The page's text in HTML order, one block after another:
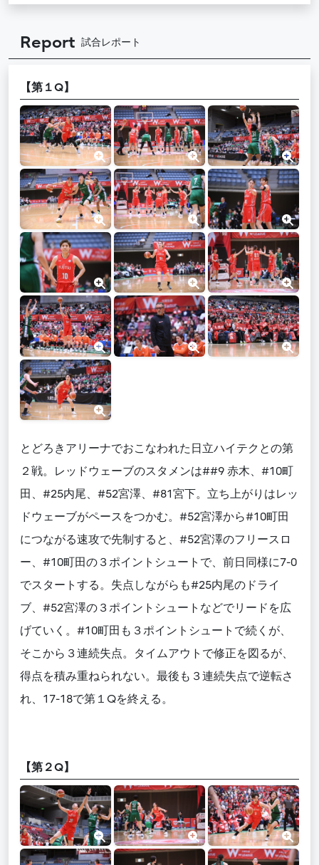
Report 試合レポート
【第１Q】
とどろきアリーナでおこなわれた日立ハイテクとの第
２戦。レッドウェーブのスタメンは##9 赤木、#10町
田、#25内尾、#52宮澤、#81宮下。立ち上がりはレッ
ドウェーブがペースをつかむ。#52宮澤から#10町田
につながる速攻で先制すると、#52宮澤のフリースロ
ー、#10町田の３ポイントシュートで、前日同様に7-0
でスタートする。失点しながらも#25内尾のドライ
ブ、#52宮澤の３ポイントシュートなどでリードを広
げていく。#10町田も３ポイントシュートで続くが、
そこから３連続失点。タイムアウトで修正を図るが、
得点を積み重ねられない。最後も３連続失点で逆転さ
れ、17-18で第１Qを終える。
【第２Q】